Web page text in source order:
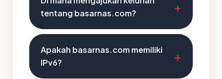
tentang basarnas.com?
Apakah basarnas.com memiliki
IPv6?